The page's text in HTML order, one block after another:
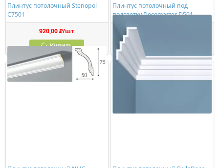
Плинтус потолочный Stenopol
C7501
920,00 ₽/шт
Купить
Плинтус потолочный под
подсветку Decomaster D501